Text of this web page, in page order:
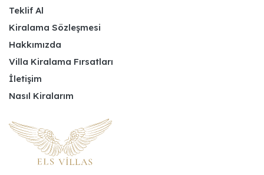
Teklif Al
Kiralama Sözleşmesi
Hakkımızda
Villa Kiralama Fırsatları
İletişim
Nasıl Kiralarım